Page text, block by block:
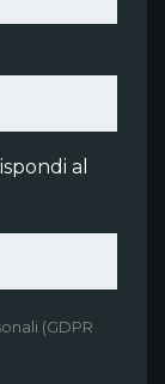
al
(GDPR